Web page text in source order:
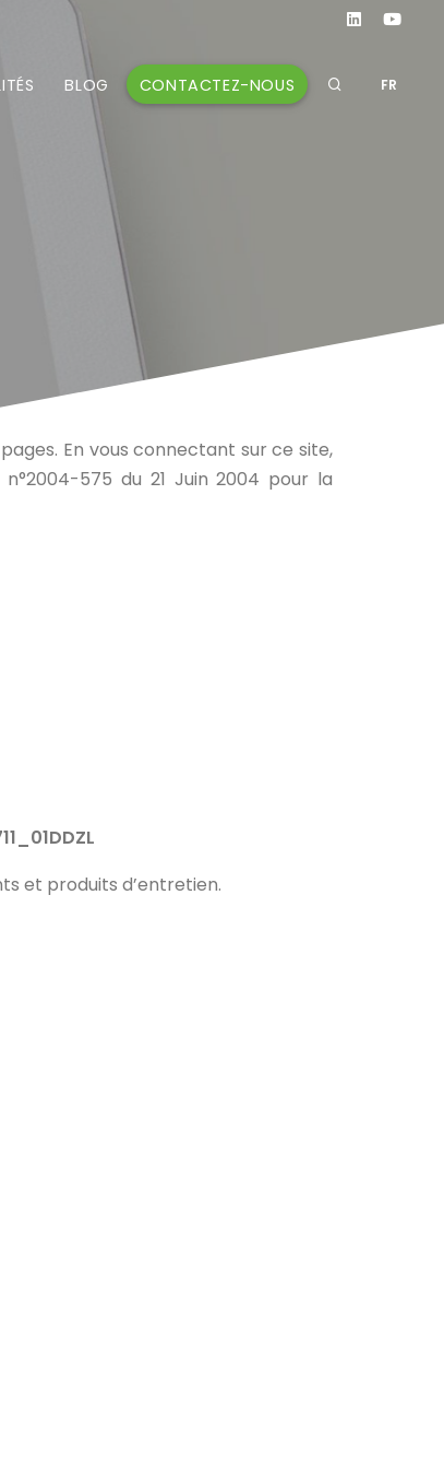
BLOG CONTACTEZ-NOUS FR
En vous connectant sur ce site,
575 du 21 Juin 2004 pour la
et produits d’entretien.